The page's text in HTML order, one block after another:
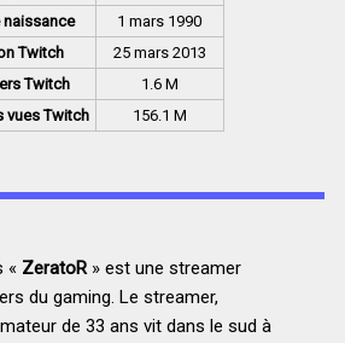
naissance
1 mars 1990
Twitch
25 mars 2013
Twitch
1.6 M
vues Twitch
156.1 M
« ZeratoR » est une streamer
du gaming. Le streamer,
de 33 ans vit dans le sud à